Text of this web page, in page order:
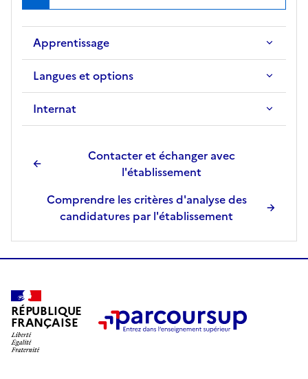
Apprentissage
Langues et options
Internat
Contacter et échanger avec
l'établissement
Comprendre les critères d'analyse des
candidatures par l'établissement
RÉPUBLIQUE
FRANÇAISE